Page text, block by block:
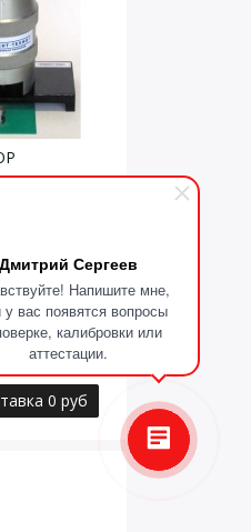
Дмитрий Сергеев
Напишите мне,
у вас появятся вопросы
калибровки или
аттестации.
корзину
0 руб